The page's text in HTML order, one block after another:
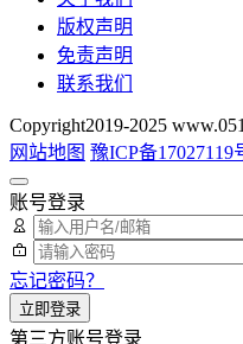
版权声明
免责声明
联系我们
Copyright2019-2025
网站地图 豫ICP备17027119
账号登录
忘记密码？
立即登录
第三方账号登录